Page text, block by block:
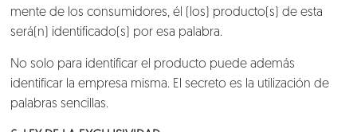
mente de los consumidores, él (los) producto(s) de esta
será(n) identificado(s) por esa palabra.
No solo para identificar el producto puede además
identificar la empresa misma. El secreto es la utilización de
palabras sencillas.